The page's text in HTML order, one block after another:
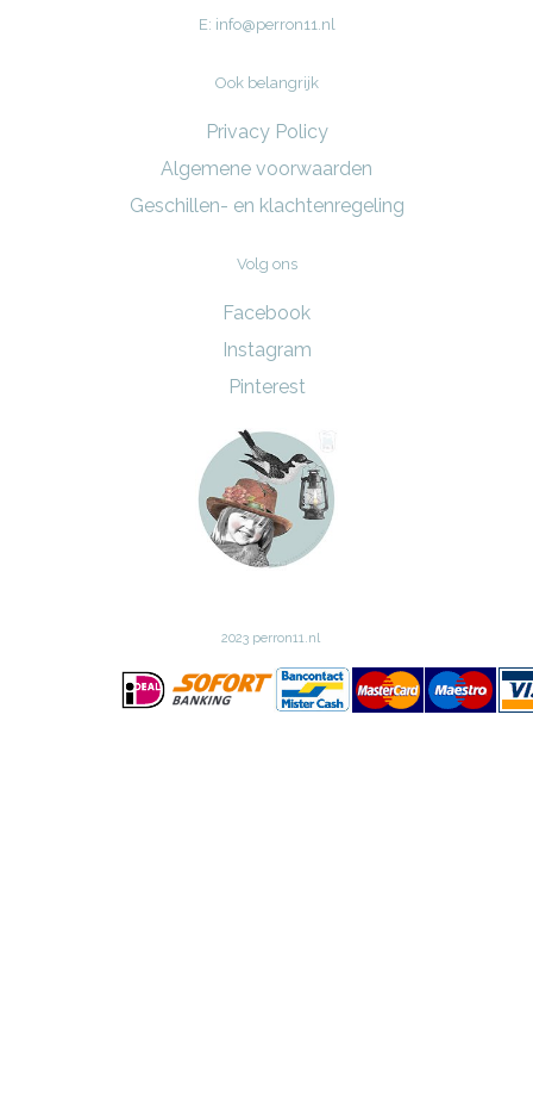
E: info@perron11.nl
Ook belangrijk
Privacy Policy
Algemene voorwaarden
Geschillen- en klachtenregeling
Volg ons
Facebook
Instagram
Pinterest
2023 perron11.nl